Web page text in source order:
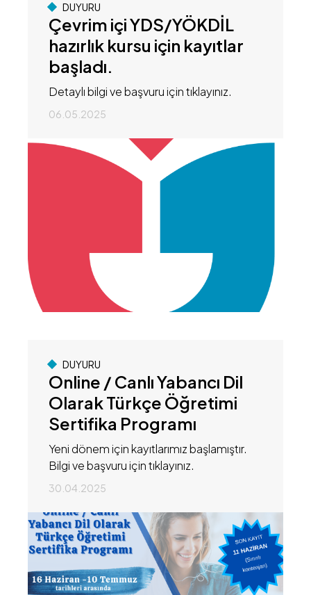
DUYURU
Çevrim içi YDS/YÖKDİL
hazırlık kursu için kayıtlar
başladı.
Detaylı bilgi ve başvuru için tıklayınız.
06.05.2025
DUYURU
Online / Canlı Yabancı Dil
Olarak Türkçe Öğretimi
Sertifika Programı
Yeni dönem için kayıtlarımız başlamıştır.
Bilgi ve başvuru için tıklayınız.
30.04.2025